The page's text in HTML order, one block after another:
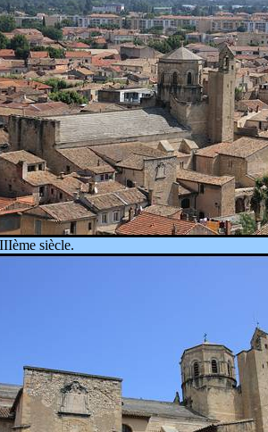
siècle.